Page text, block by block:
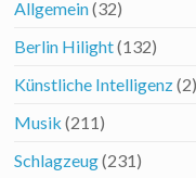
Allgemein(32)
Berlin Hilight(132)
Künstliche Intelligenz(2)
Musik (211)
Schlagzeug(231)